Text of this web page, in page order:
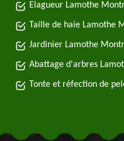
Elagueur Lamothe
Taille de haie Lamothe
Jardinier Lamothe
Abattage d'arbres
Tonte et réfection de